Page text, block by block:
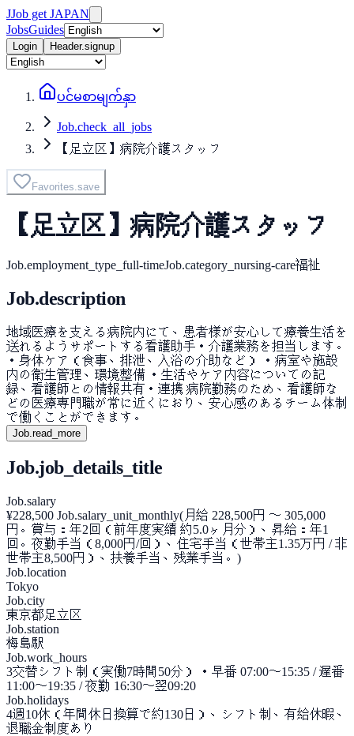
JJob get JAPAN
JobsGuides
Login Header.signup
ပင်မစာမျက်နှာ
Job.check_all_jobs
【足立区】病院介護スタッフ
Favorites.save
【足立区】病院介護スタッフ
Job.employment_type_full-timeJob.category_nursing-care福祉
Job.description
地域医療を支える病院内にて、患者様が安心して療養生活を
送れるようサポートする看護助手・介護業務を担当します。
・身体ケア（食事、排泄、入浴の介助など） ・病室や施設
内の衛生管理、環境整備 ・生活やケア内容についての記
録、看護師との情報共有・連携 病院勤務のため、看護師な
どの医療専門職が常に近くにおり、安心感のあるチーム体制
で働くことができます。
Job.read_more
Job.job_details_title
Job.salary
¥228,500 Job.salary_unit_monthly( 月給 228,500円 〜 305,000
円。賞与：年2回（前年度実績 約5.0ヶ月分）、昇給：年1
回。夜勤手当（8,000円/回）、住宅手当（世帯主1.35万円 / 非
世帯主8,500円）、扶養手当、残業手当。 )
Job.location
Tokyo
Job.city
東京都足立区
Job.station
梅島駅
Job.work_hours
3交替シフト制（実働7時間50分） ・早番 07:00〜15:35 / 遅番
11:00〜19:35 / 夜勤 16:30〜翌09:20
Job.holidays
4週10休（年間休日換算で約130日）、シフト制、有給休暇、
退職金制度あり